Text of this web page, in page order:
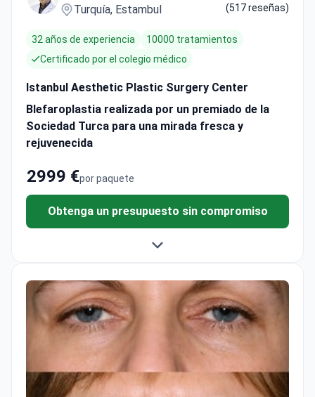
Turquía, Estambul
(517 reseñas)
32 años de experiencia
10000 tratamientos
Certificado por el colegio médico
Istanbul Aesthetic Plastic Surgery Center
Blefaroplastia realizada por un premiado de la
Sociedad Turca para una mirada fresca y
rejuvenecida
por paquete
2999 €
Obtenga un presupuesto sin compromiso